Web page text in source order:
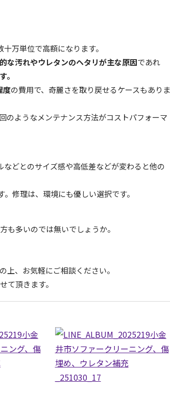
万単位で高額になります。
な汚れやウレタンのヘタリが主な原因であれ
。
度の費用で、奇麗さを取り戻せるケースもありま
のようなメンテナンス方法がコストパフォーマ
どとのサイズ感や高低差などが変わると他の
修理は、環境にも優しい選択です。
も多いのでは無いでしょうか。
上、お気軽にご相談ください。
て頂きます。